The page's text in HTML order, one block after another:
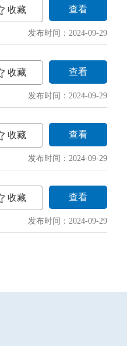
收藏 查看
发布时间：2024-09-29
收藏 查看
发布时间：2024-09-29
收藏 查看
发布时间：2024-09-29
收藏 查看
发布时间：2024-09-29